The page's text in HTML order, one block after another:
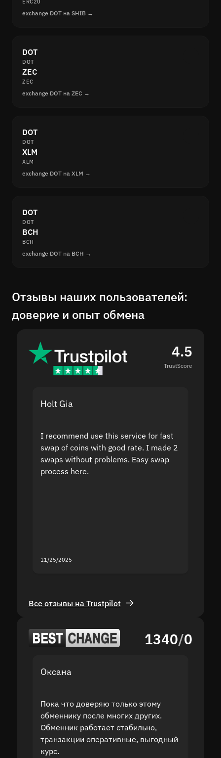
ERC20
exchange DOT на SHIB →
DOT
DOT
ZEC
ZEC
exchange DOT на ZEC →
DOT
DOT
XLM
XLM
exchange DOT на XLM →
DOT
DOT
BCH
BCH
exchange DOT на BCH →
Отзывы наших пользователей:
доверие и опыт обмена
4.5
TrustScore
Holt Gia
I recommend use this service for fast
swap of coins with good rate. I made 2
swaps without problems. Easy swap
process here.
11/25/2025
Все отзывы на Trustpilot
1340/0
Оксана
Пока что доверяю только этому
обменнику после многих других.
Обменник работает стабильно,
транзакции оперативные, выгодный
курс.